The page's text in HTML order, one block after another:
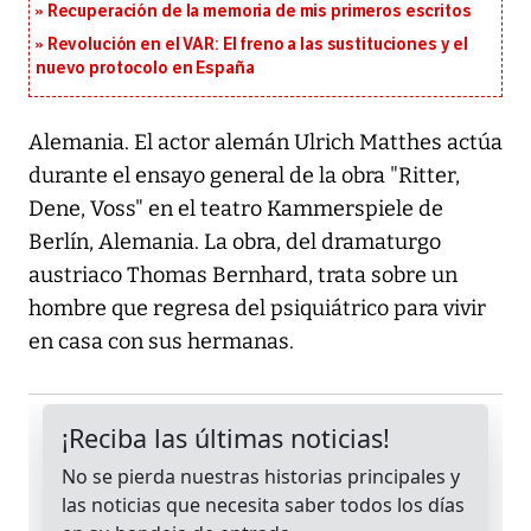
Recuperación de la memoria de mis primeros escritos
Revolución en el VAR: El freno a las sustituciones y el
nuevo protocolo en España
Alemania. El actor alemán Ulrich Matthes actúa
durante el ensayo general de la obra "Ritter,
Dene, Voss" en el teatro Kammerspiele de
Berlín, Alemania. La obra, del dramaturgo
austriaco Thomas Bernhard, trata sobre un
hombre que regresa del psiquiátrico para vivir
en casa con sus hermanas.